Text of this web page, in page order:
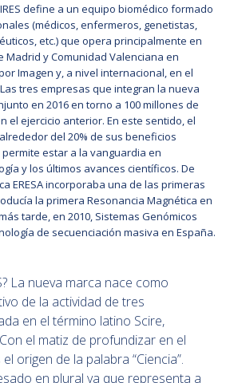
define a un equipo biomédico formado
(médicos, enfermeros, genetistas,
etc.) que opera principalmente en
Madrid y Comunidad Valenciana en
Imagen y, a nivel internacional, en el
tres empresas que integran la nueva
en 2016 en torno a 100 millones de
el ejercicio anterior. En este sentido, el
del 20% de sus beneficios
permite estar a la vanguardia en
y los últimos avances científicos. De
ERESA incorporaba una de las primeras
la primera Resonancia Magnética en
tarde, en 2010, Sistemas Genómicos
de secuenciación masiva en España.
La nueva marca nace como
de la actividad de tres
en el término latino Scire,
Con el matiz de profundizar en el
origen de la palabra “Ciencia”.
en plural ya que representa a